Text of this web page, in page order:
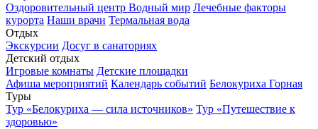
Оздоровительный центр Водный мир Лечебные факторы
курорта Наши врачи Термальная вода
Отдых
Экскурсии Досуг в санаториях
Детский отдых
Игровые комнаты Детские площадки
Афиша мероприятий Календарь событий Белокуриха Горная
Туры
Тур «Белокуриха — сила источников» Тур «Путешествие к
здоровью»